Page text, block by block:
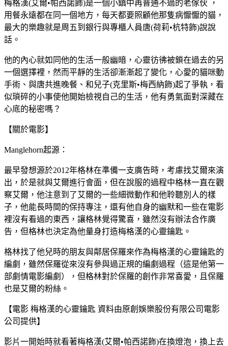
梅格漢(艾爾•帕西諾飾)是一個小鎮中再普通不過的老傢伙 ，
用餐永遠都在同一個地方，每天都要照顧他那隻病懨懨的貓，
最大的樂趣就是周五到銀行與專櫃人員唐(荷莉•杭特飾)說說
話。
他的內心就如同他的生活一般幽暗，心靈彷彿被鎖在過去的另
一個選擇裡，然而平靜的生活卻漸漸起了變化，心愛的貓咪動
手術、與唐共進晚餐、和兒子(克里斯•梅西納飾)起了爭執，看
似瑣碎的小事使他開始檢視自己的生活，他有勇氣面對深藏在
心底的秘密嗎？
【關於電影】
Manglehorn起源：
最早發想源於2012年格林在準備一支廣告時，考慮找艾爾來演
出，於是就與艾爾進行會面，但在說服的過程中格林一直在觀
察艾爾，他注意到了艾爾的一些細微動作和他聆聽別人的樣
子，他能長時間的保持專注，還有他自身的幽默和一些在電影
裡沒有看過的東西，讓格林覺得驚喜，雖然沒有辦法合作廣
告，但格林也決定為他量身打造梅格漢的心靈鑰匙。
格林找了他兒時的朋友與鄰居保羅來作為梅格漢的心靈鑰匙的
編劇，雖然保羅從來沒有參與過正規的編劇過程（這是他第一
部劇情電影編劇），但格林對於保羅的創作非常喜愛，且保羅
也是艾爾的粉絲。
【電影 梅格漢的心靈鑰匙 資料由原創娛樂股份有限公司電影
公司提供】
影片一開始時就看著梅格漢(艾爾•帕西諾飾)在換燈泡，換上去